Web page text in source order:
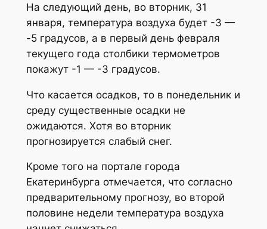
На следующий день, во вторник, 31
января, температура воздуха будет -3 —
-5 градусов, а в первый день февраля
текущего года столбики термометров
покажут -1 — -3 градусов.
Что касается осадков, то в понедельник и
среду существенные осадки не
ожидаются. Хотя во вторник
прогнозируется слабый снег.
Кроме того на портале города
Екатеринбурга отмечается, что согласно
предварительному прогнозу, во второй
половине недели температура воздуха